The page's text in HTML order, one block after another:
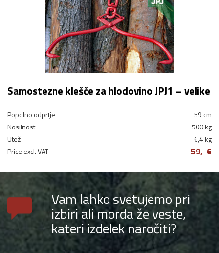
Samostezne klešče za hlodovino JPJ1 – velike
Popolno odprtje
59 cm
Nosilnost
500 kg
Utež
6,4 kg
Price excl. VAT
59,-€
Vam lahko svetujemo pri
izbiri ali morda že veste,
kateri izdelek naročiti?